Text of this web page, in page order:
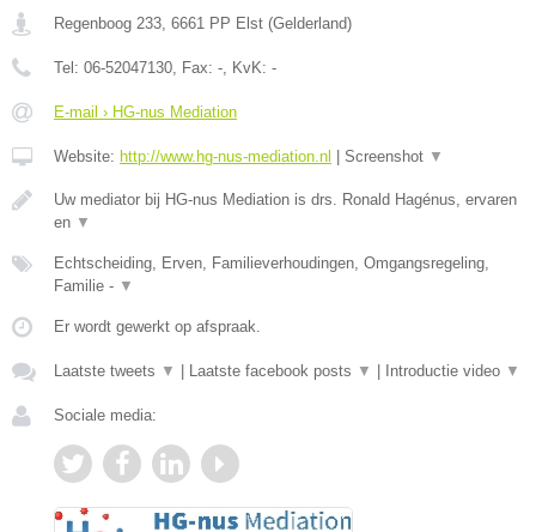
Regenboog 233 6661 PP Elst (Gelderland)
Tel: 06-52047130 , Fax: - , KvK: -
E-mail › HG-nus Mediation
Website: http://www.hg-nus-mediation.nl | Screenshot ▼
Uw mediator bij HG-nus Mediation is drs. Ronald Hagénus, ervaren
en ▼
Echtscheiding, Erven, Familieverhoudingen, Omgangsregeling,
Familie - ▼
Er wordt gewerkt op afspraak.
Laatste tweets ▼ | Laatste facebook posts ▼ | Introductie video ▼
Sociale media: